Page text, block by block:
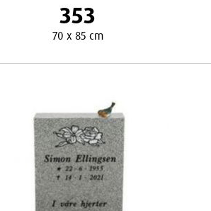
353
70 x 85 cm